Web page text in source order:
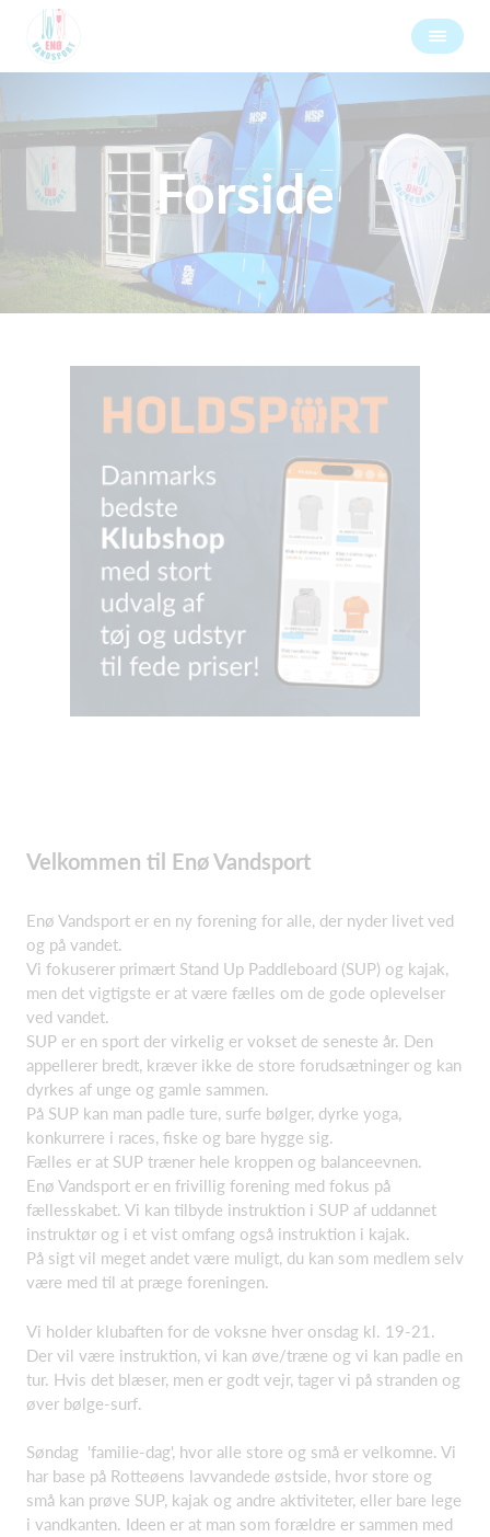
Forside
Velkommen til Enø Vandsport
Enø Vandsport er en ny forening for alle, der nyder livet ved
og på vandet.
Vi fokuserer primært Stand Up Paddleboard (SUP) og kajak,
men det vigtigste er at være fælles om de gode oplevelser
ved vandet.
SUP er en sport der virkelig er vokset de seneste år. Den
appellerer bredt, kræver ikke de store forudsætninger og kan
dyrkes af unge og gamle sammen.
På SUP kan man padle ture, surfe bølger, dyrke yoga,
konkurrere i races, fiske og bare hygge sig.
Fælles er at SUP træner hele kroppen og balanceevnen.
Enø Vandsport er en frivillig forening med fokus på
fællesskabet. Vi kan tilbyde instruktion i SUP af uddannet
instruktør og i et vist omfang også instruktion i kajak.
På sigt vil meget andet være muligt, du kan som medlem selv
være med til at præge foreningen.
Vi holder klubaften for de voksne hver onsdag kl. 19-21.
Der vil være instruktion, vi kan øve/træne og vi kan padle en
tur. Hvis det blæser, men er godt vejr, tager vi på stranden og
øver bølge-surf.
Søndag 'familie-dag', hvor alle store og små er velkomne. Vi
har base på Rotteøens lavvandede østside, hvor store og
små kan prøve SUP, kajak og andre aktiviteter, eller bare lege
i vandkanten. Ideen er at man som forældre er sammen med